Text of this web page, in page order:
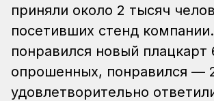
приняли около 2 тысяч
посетивших стенд
понравился новый плацкарт
опрошенных, понравился —
удовлетворительно